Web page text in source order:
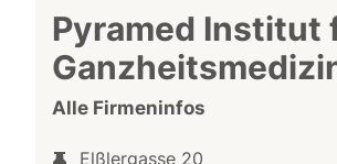
Pyramed Institut
Alle Firmeninfos
Elßlergasse 20